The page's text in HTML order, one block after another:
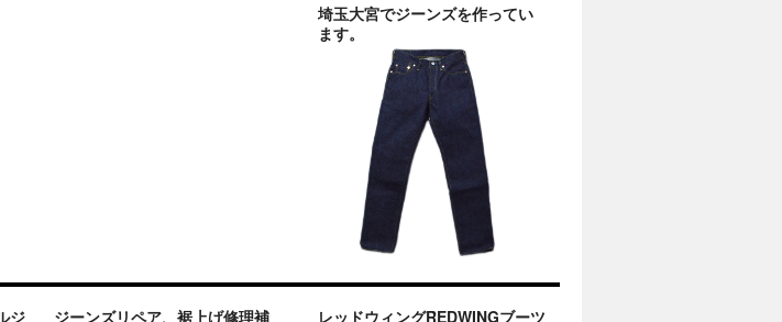
埼玉大宮でジーンズを作ってい
ます。
ジ ジーンズリペア、裾上げ修理補 レッドウィングREDWINGブーツ